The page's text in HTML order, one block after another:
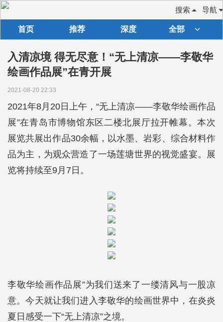
导航
搜索
首页 推荐 深度 全部
入清凉境 得无尽意！“无上清凉——李敬华
绘画作品展”在青开展
2021-08-20 22:33
2021年8月20日上午，“无上清凉——李敬华绘画作品
展”在青岛市博物馆东区二楼北展厅拉开帷幕。本次
展览共展出作品30余幅，以水墨、岩彩、综合材料作
品为主，为观众营造了一场莲塘世界的视觉盛宴。展
览将持续至9月7日。
李敬华绘画作品展”为我们送来了一缕清风与一股凉
意。今天就让我们进入李敬华的绘画世界中，在炎炎
夏日感受一下“无上清凉”之境。